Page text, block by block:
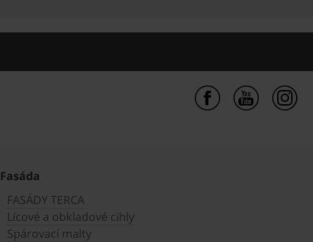
Fasáda
FASÁDY TERCA
Lícové a obkladové cihly
Spárovací malty